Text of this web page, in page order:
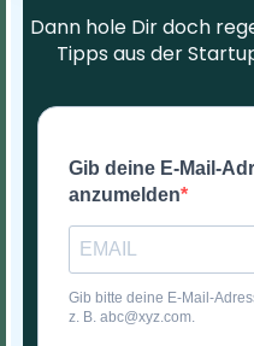
Dann hole Dir doch
Tipps aus der
Gib deine E-Mail-
anzumelden
Gib bitte deine E-Mail-
z. B. abc@xyz.com.